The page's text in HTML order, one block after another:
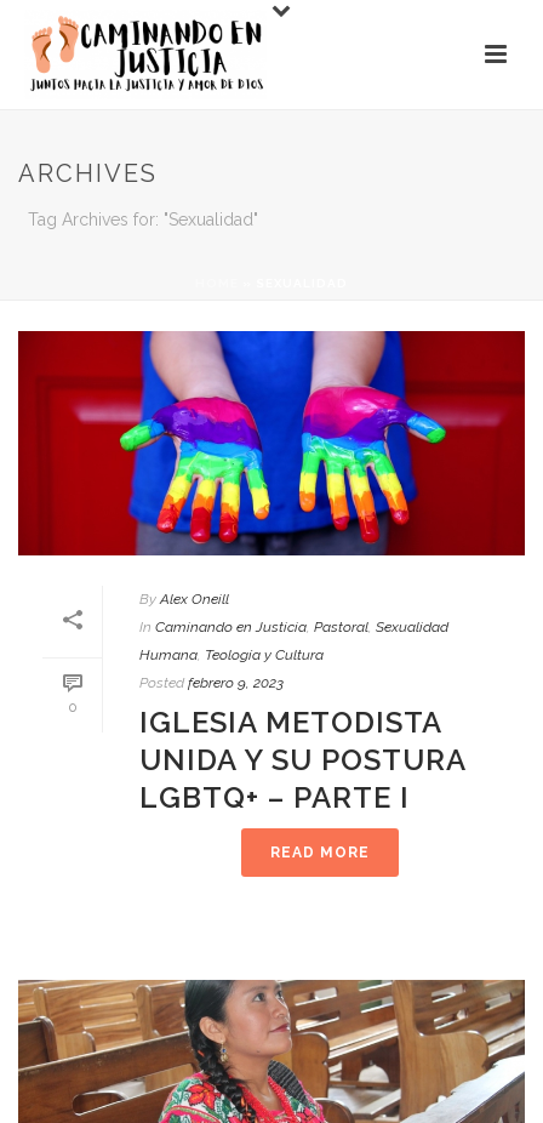
ARCHIVES
Tag Archives for: "Sexualidad"
0
By Alex Oneill
In Caminando en Justicia Pastoral Sexualidad
Humana Teología y Cultura
Posted febrero 9, 2023
IGLESIA METODISTA
UNIDA Y SU POSTURA
LGBTQ+ – PARTE I
READ MORE